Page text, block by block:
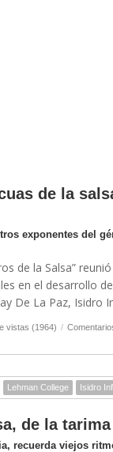
de la
exponentes del
de la Salsa”
en el desarrollo
De La Paz, Isidro
vistas (1964) /
Lehman College Isidro
de la
recuerda viejos